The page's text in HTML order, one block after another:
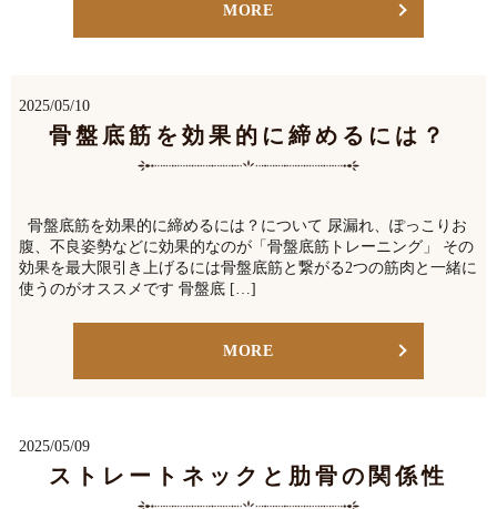
MORE
2025/05/10
骨盤底筋を効果的に締めるには？
骨盤底筋を効果的に締めるには？について 尿漏れ、ぽっこりお
腹、不良姿勢などに効果的なのが「骨盤底筋トレーニング」 その
効果を最大限引き上げるには骨盤底筋と繋がる2つの筋肉と一緒に
使うのがオススメです 骨盤底 […]
MORE
2025/05/09
ストレートネックと肋骨の関係性